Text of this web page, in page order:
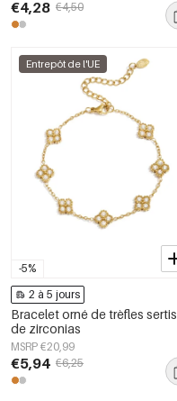
€4,28 €4,50
-5%
Entrepôt de l'UE
2 à 5 jours
Bracelet orné de trèfles sertis
de zirconias
MSRP €20,99
€5,94 €6,25